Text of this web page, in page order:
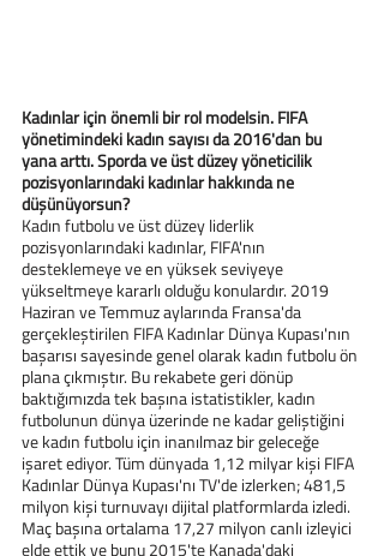
Kadınlar için önemli bir rol modelsin. FIFA
yönetimindeki kadın sayısı da 2016'dan bu
yana arttı. Sporda ve üst düzey yöneticilik
pozisyonlarındaki kadınlar hakkında ne
düşünüyorsun?
Kadın futbolu ve üst düzey liderlik
pozisyonlarındaki kadınlar, FIFA'nın
desteklemeye ve en yüksek seviyeye
yükseltmeye kararlı olduğu konulardır. 2019
Haziran ve Temmuz aylarında Fransa'da
gerçekleştirilen FIFA Kadınlar Dünya Kupası'nın
başarısı sayesinde genel olarak kadın futbolu ön
plana çıkmıştır. Bu rekabete geri dönüp
baktığımızda tek başına istatistikler, kadın
futbolunun dünya üzerinde ne kadar geliştiğini
ve kadın futbolu için inanılmaz bir geleceğe
işaret ediyor. Tüm dünyada 1,12 milyar kişi FIFA
Kadınlar Dünya Kupası'nı TV'de izlerken; 481,5
milyon kişi turnuvayı dijital platformlarda izledi.
Maç başına ortalama 17,27 milyon canlı izleyici
elde ettik ve bunu 2015'te Kanada'daki